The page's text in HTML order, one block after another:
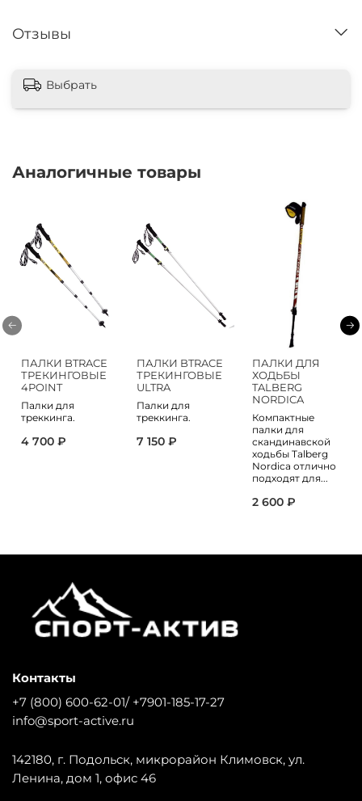
Отзывы
Выбрать
Аналогичные товары
ПАЛКИ BTRACE
ТРЕКИНГОВЫЕ
4POINT
Палки для
треккинга.
4 700 ₽
ПАЛКИ BTRACE
ТРЕКИНГОВЫЕ
ULTRA
Палки для
треккинга.
7 150 ₽
ПАЛКИ ДЛЯ
ХОДЬБЫ
TALBERG
NORDICA
Компактные
палки для
скандинавской
ходьбы Talberg
Nordica отлично
подходят для...
2 600 ₽
Контакты
+7 (800) 600-62-01/ +7901-185-17-27
info@sport-active.ru
142180, г. Подольск, микрорайон Климовск, ул.
Ленина, дом 1, офис 46